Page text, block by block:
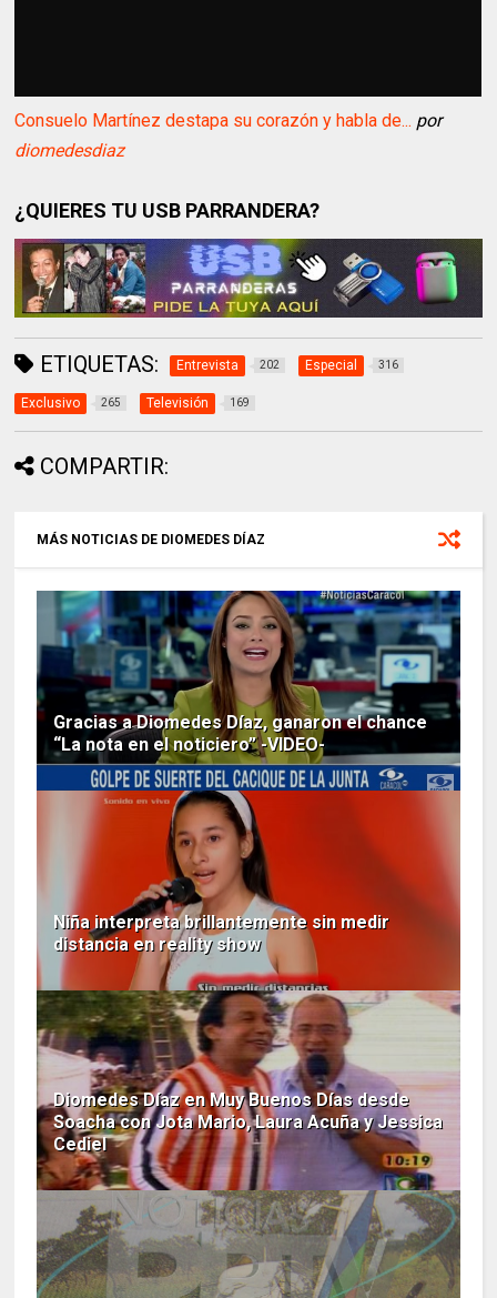
Consuelo Martínez destapa su corazón y habla de... por
diomedesdiaz
¿QUIERES TU USB PARRANDERA?
ETIQUETAS: Entrevista 202 Especial 316
Exclusivo 265 Televisión 169
COMPARTIR:
MÁS NOTICIAS DE DIOMEDES DÍAZ
Gracias a Diomedes Díaz, ganaron el chance
“La nota en el noticiero” -VIDEO-
Niña interpreta brillantemente sin medir
distancia en reality show
Diomedes Díaz en Muy Buenos Días desde
Soacha con Jota Mario, Laura Acuña y Jessica
Cediel